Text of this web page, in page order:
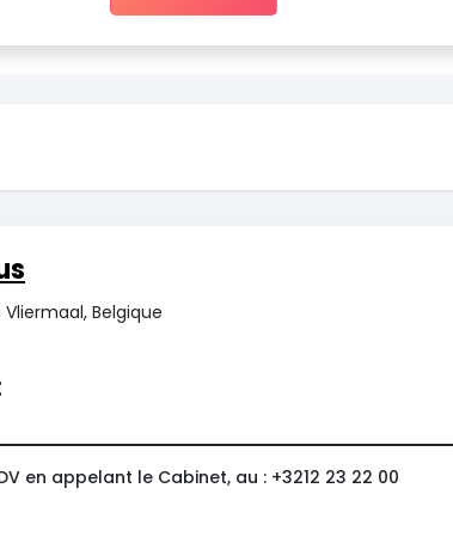
Belgique
en appelant le Cabinet, au : +3212 23 22 00